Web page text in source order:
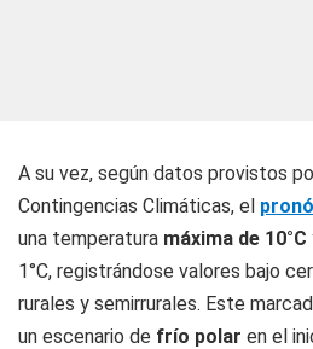
A su vez, según datos provistos
Contingencias Climáticas, el
una temperatura máxima de 10°C
1°C, registrándose valores bajo
rurales y semirrurales. Este
un escenario de frío polar en el